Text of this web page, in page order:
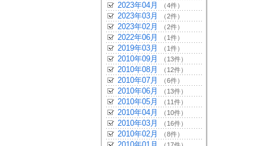
2023年04月 （4件）
2023年03月 （2件）
2023年02月 （2件）
2022年06月 （1件）
2019年03月 （1件）
2010年09月 （13件）
2010年08月 （12件）
2010年07月 （6件）
2010年06月 （13件）
2010年05月 （11件）
2010年04月 （10件）
2010年03月 （16件）
2010年02月 （8件）